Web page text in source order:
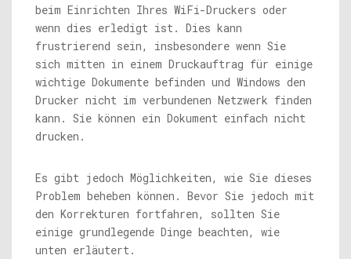
beim Einrichten Ihres WiFi-Druckers oder
wenn dies erledigt ist. Dies kann
frustrierend sein, insbesondere wenn Sie
sich mitten in einem Druckauftrag für einige
wichtige Dokumente befinden und Windows den
Drucker nicht im verbundenen Netzwerk finden
kann. Sie können ein Dokument einfach nicht
drucken.
Es gibt jedoch Möglichkeiten, wie Sie dieses
Problem beheben können. Bevor Sie jedoch mit
den Korrekturen fortfahren, sollten Sie
einige grundlegende Dinge beachten, wie
unten erläutert.